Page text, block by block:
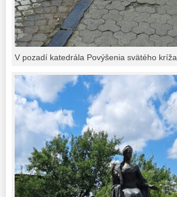
V pozadí katedrála Povýšenia svätého kríža